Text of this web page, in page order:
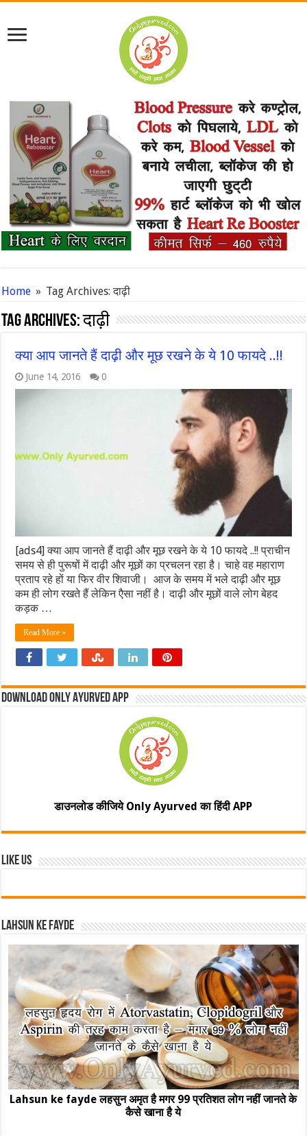
Home » Tag Archives: दाढ़ी
Tag Archives:दाढ़ी
क्या आप जानते हैं दाढ़ी और मूछ रखने के ये 10 फायदे ..!!
June 14, 2016 0
[ads4] क्या आप जानते हैं दाढ़ी और मूछ रखने के ये 10 फायदे ..!! प्राचीन
समय से ही पुरूषों में दाढ़ी और मूछों का प्रचलन रहा है। चाहे वह महाराण
प्रताप रहे हों या फिर वीर शिवाजी। आज के समय में भले दाढ़ी और मूछ
कम ही लोग रखते हैं लेकिन एैसा नहीं है। दाढ़ी और मूछों वाले लोग बेहद
कड़क …
Read More »
Download Only Ayurved App
डाउनलोड कीजिये Only Ayurved का हिंदी APP
Like Us
Lahsun ke fayde
Lahsun ke fayde लहसुन अमृत है मगर 99 प्रतिशत लोग नहीं जानते के
कैसे खाना है ये